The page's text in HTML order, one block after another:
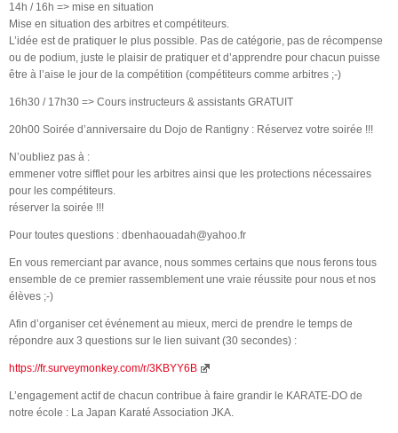
14h / 16h => mise en situation
Mise en situation des arbitres et compétiteurs.
L’idée est de pratiquer le plus possible. Pas de catégorie, pas de récompense
ou de podium, juste le plaisir de pratiquer et d’apprendre pour chacun puisse
être à l’aise le jour de la compétition (compétiteurs comme arbitres ;-)
16h30 / 17h30 => Cours instructeurs & assistants GRATUIT
20h00 Soirée d’anniversaire du Dojo de Rantigny : Réservez votre soirée !!!
N’oubliez pas à :
emmener votre sifflet pour les arbitres ainsi que les protections nécessaires
pour les compétiteurs.
réserver la soirée !!!
Pour toutes questions : dbenhaouadah@yahoo.fr
En vous remerciant par avance, nous sommes certains que nous ferons tous
ensemble de ce premier rassemblement une vraie réussite pour nous et nos
élèves ;-)
Afin d’organiser cet événement au mieux, merci de prendre le temps de
répondre aux 3 questions sur le lien suivant (30 secondes) :
https://fr.surveymonkey.com/r/3KBYY6B
L’engagement actif de chacun contribue à faire grandir le KARATE-DO de
notre école : La Japan Karaté Association JKA.